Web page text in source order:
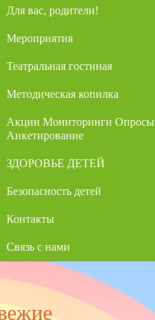
Для вас, родители!
Мероприятия
Театральная гостиная
Методическая копилка
Акции Мониторинги Опросы
Анкетирование
ЗДОРОВЬЕ ДЕТЕЙ
Безопасность детей
Контакты
Связь с нами